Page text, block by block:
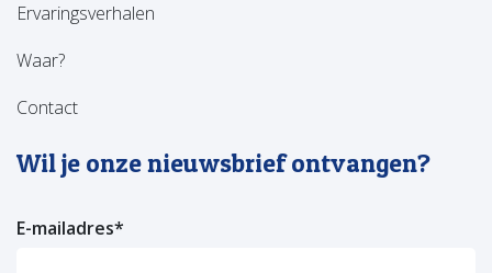
Ervaringsverhalen
Waar?
Contact
Wil je onze nieuwsbrief ontvangen?
E-mailadres*